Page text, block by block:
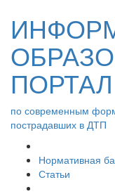
ПОРТАЛ
по современным
пострадавших в ДТП
Нормативная
Статьи